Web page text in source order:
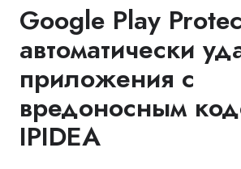
Google Play
автоматически
приложения с
вредоносным
IPIDEA